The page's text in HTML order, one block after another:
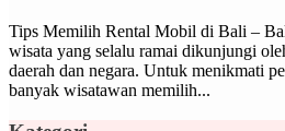
Tips Memilih Rental Mobil di Bali –
wisata yang selalu ramai dikunjungi
daerah dan negara. Untuk menikmati
banyak wisatawan memilih...